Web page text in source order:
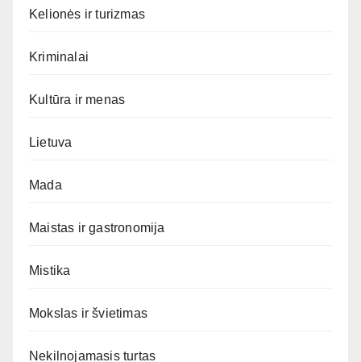
Kelionės ir turizmas
Kriminalai
Kultūra ir menas
Lietuva
Mada
Maistas ir gastronomija
Mistika
Mokslas ir švietimas
Nekilnojamasis turtas